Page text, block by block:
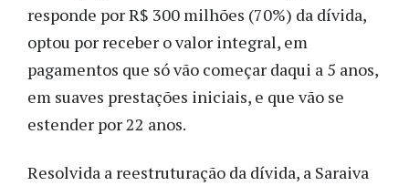
responde por R$ 300 milhões (70%) da dívida,
optou por receber o valor integral, em
pagamentos que só vão começar daqui a 5 anos,
em suaves prestações iniciais, e que vão se
estender por 22 anos.
Resolvida a reestruturação da dívida, a Saraiva